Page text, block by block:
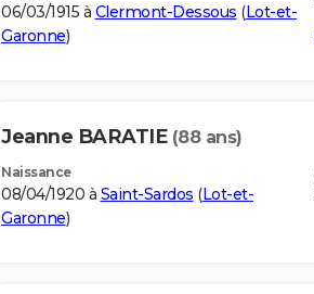
06/03/1915 à Clermont-Dessous (Lot-et-
Garonne)
Jeanne BARATIE (88 ans)
Naissance
08/04/1920 à Saint-Sardos (Lot-et-
Garonne)